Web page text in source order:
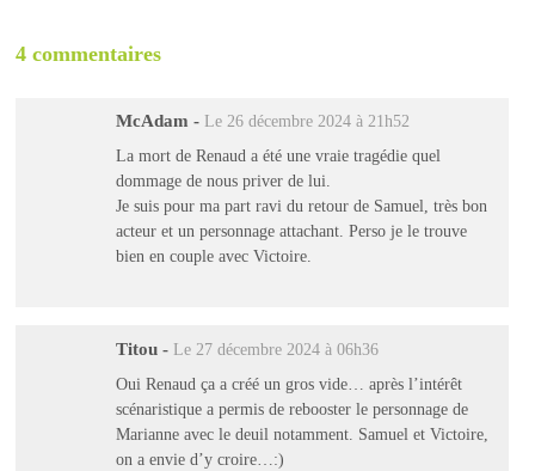
4 commentaires
McAdam - Le 26 décembre 2024 à 21h52
La mort de Renaud a été une vraie tragédie quel
dommage de nous priver de lui.
Je suis pour ma part ravi du retour de Samuel, très bon
acteur et un personnage attachant. Perso je le trouve
bien en couple avec Victoire.
Titou - Le 27 décembre 2024 à 06h36
Oui Renaud ça a créé un gros vide… après l’intérêt
scénaristique a permis de rebooster le personnage de
Marianne avec le deuil notamment. Samuel et Victoire,
on a envie d’y croire…:)